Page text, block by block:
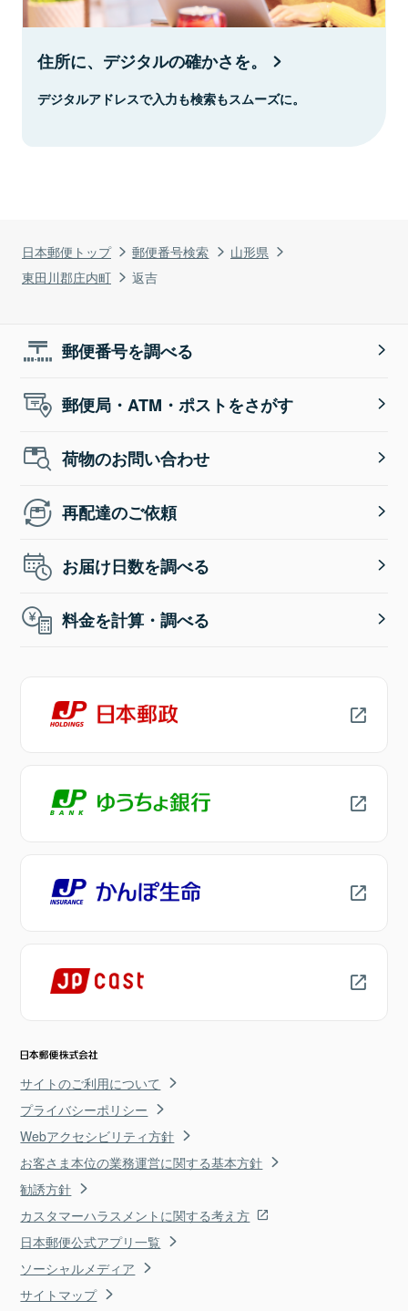
日本郵便トップ 郵便番号検索
山形県
東田川郡庄内町
返吉
住所に、デジタルの確かさを。
デジタルアドレスで入力も検索もスムーズに。
郵便番号を調べる
郵便局・ATM・ポストをさがす
荷物のお問い合わせ
再配達のご依頼
お届け日数を調べる
料金を計算・調べる
サイトのご利用について
プライバシーポリシー
Webアクセシビリティ方針
お客さま本位の業務運営に関する基本方針
勧誘方針
カスタマーハラスメントに関する考え方
日本郵便公式アプリ一覧
ソーシャルメディア
サイトマップ